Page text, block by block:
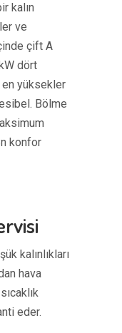
kalın
ve
çift A
dört
yüksekler
Bölme
konfor
kalınlıkları
hava
eder.